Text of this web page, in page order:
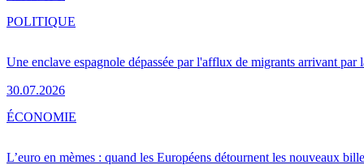
Une enclave espagnole dépassée par l'afflux de migrants arrivant par
30.07.2026
POLITIQUE
L’euro en mèmes : quand les Européens détournent les nouveaux
ÉCONOMIE